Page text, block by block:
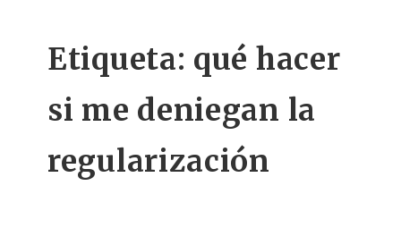
Etiqueta: qué hacer
si me deniegan la
regularización